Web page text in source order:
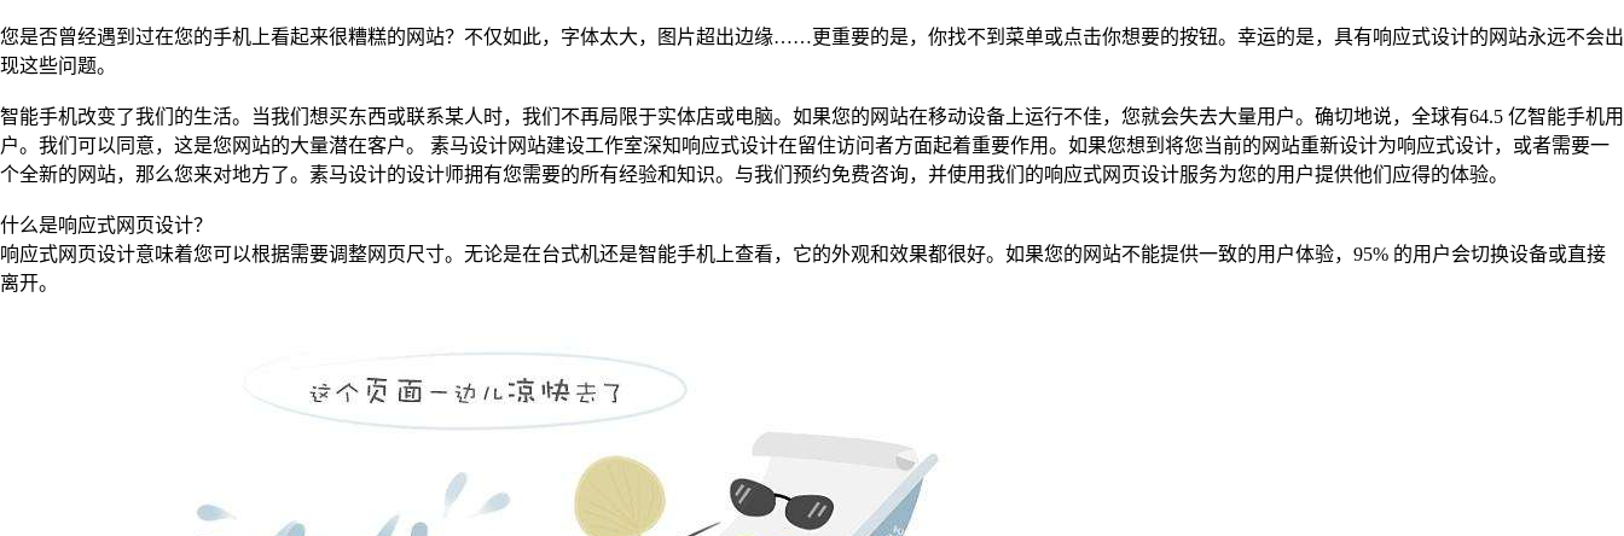
您是否曾经遇到过在您的手机上看起来很糟糕的网站？不仅如此，字体太大，图片超出边缘……更重要的是，你找不到菜单或点击你想要的按钮。幸运的是，具有响应式设计的网站永远不会出
现这些问题。
智能手机改变了我们的生活。当我们想买东西或联系某人时，我们不再局限于实体店或电脑。如果您的网站在移动设备上运行不佳，您就会失去大量用户。确切地说，全球有64.5 亿智能手机用
户。我们可以同意，这是您网站的大量潜在客户。 素马设计网站建设工作室深知响应式设计在留住访问者方面起着重要作用。如果您想到将您当前的网站重新设计为响应式设计，或者需要一
个全新的网站，那么您来对地方了。素马设计的设计师拥有您需要的所有经验和知识。与我们预约免费咨询，并使用我们的响应式网页设计服务为您的用户提供他们应得的体验。
什么是响应式网页设计？
响应式网页设计意味着您可以根据需要调整网页尺寸。无论是在台式机还是智能手机上查看，它的外观和效果都很好。如果您的网站不能提供一致的用户体验，95% 的用户会切换设备或直接
离开。